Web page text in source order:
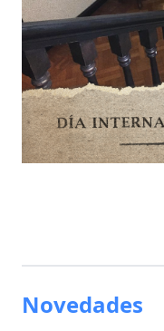
Novedades